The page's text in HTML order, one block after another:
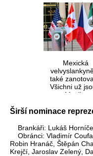
Mexická
také
Všichni už
Mexiku
Širší nominace
Brankáři: Lukáš
Obránci: Vladimír
Robin Hranáč, Štěpán
Krejčí, Jaroslav Zelený,